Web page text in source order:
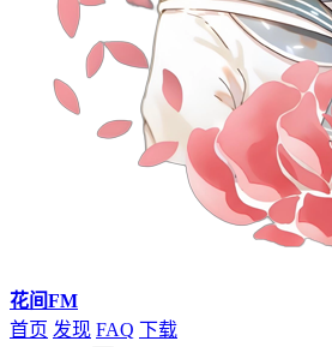
花间FM
首页 发现 FAQ 下载